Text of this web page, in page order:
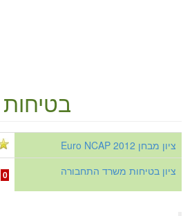
בטיחות
ציון מבחן Euro NCAP 2012
ציון בטיחות משרד התחבורה
0